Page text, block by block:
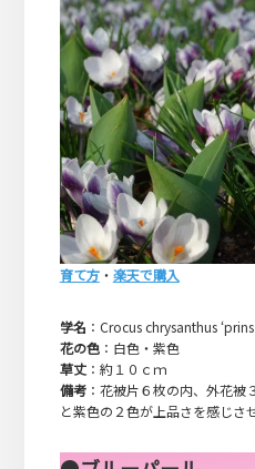
育て方・ 楽天で購入
学名 ：Crocus chrysanthus
花の色：白色・紫色
草丈：約１０ｃｍ
備考：花被片６枚の内、外花被
と紫色の２色が上品さを感じさ